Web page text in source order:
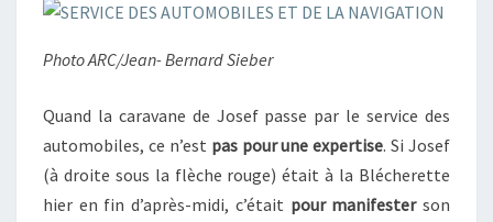
Photo ARC/Jean- Bernard Sieber
Quand la caravane de Josef passe par le service des
automobiles, ce n’est pas pour une expertise. Si Josef
(à droite sous la flèche rouge) était à la Blécherette
hier en fin d’après-midi, c’était pour manifesterson